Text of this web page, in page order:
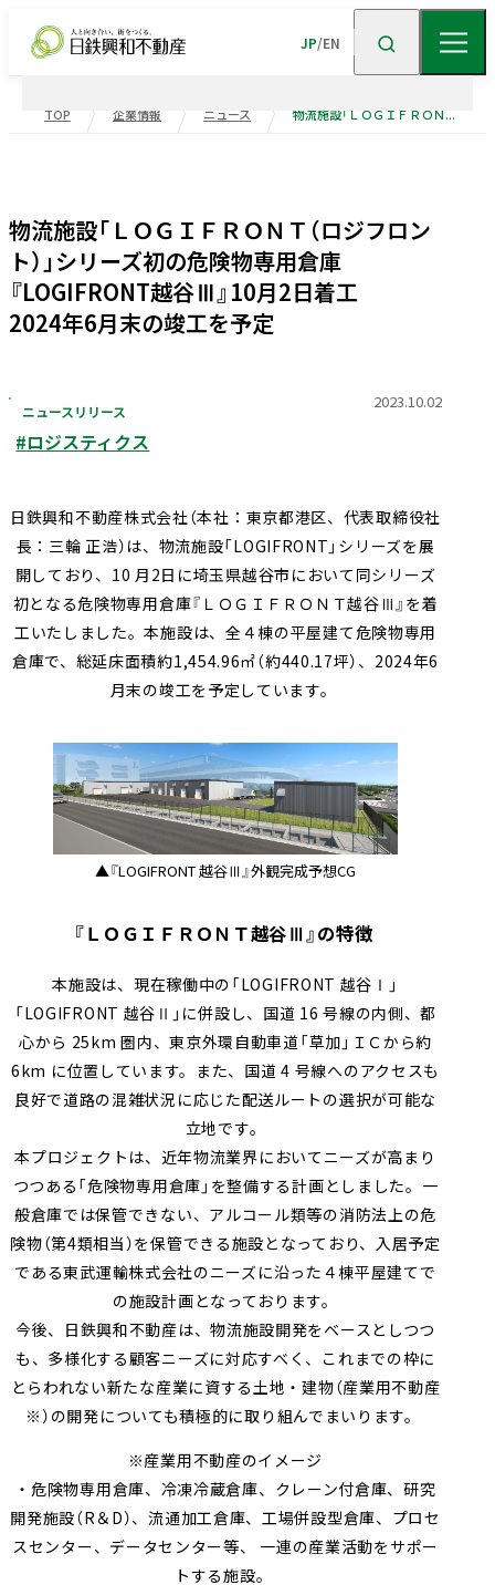
企業情報
企業情報TOP トップメッセージ
企業理念 会社概要
沿革
会社案内（PDF） 電子公告
事業紹介
マンション再生事業 地域創生事業
ホテル事業 国際事業
農業事業
オープン
イノベーション
トップメッセージ
ステークホルダー
エンゲージメント
重要課題
（マテリアリティ）
地球環境への配慮 安全・安心の確保
社会変化への対応 次世代を担う人材創
サステナブルファイナ
ンス
GRIスタンダード
内容索引
業績・財務
有価証券報告書等
採用情報
JP/EN
TOP 企業情報 ニュース
物流施設「ＬＯＧＩＦＲＯＮＴ（ロジフロン
ト）」シリーズ初の危険物専用倉庫
『LOGIFRONT越谷Ⅲ』10月2日着工
2024年6月末の竣工を予定
ニュースリリース
2023.10.02
#ロジスティクス
日鉄興和不動産株式会社（本社：東京都港区、代表取締役社
長：三輪 正浩）は、物流施設「LOGIFRONT」シリーズを展
開しており、10 月2日に埼玉県越谷市において同シリーズ
初となる危険物専用倉庫『ＬＯＧＩＦＲＯＮＴ越谷Ⅲ』を着
工いたしました。本施設は、全４棟の平屋建て危険物専用
倉庫で、総延床面積約1,454.96㎡（約440.17坪）、2024年6
月末の竣工を予定しています。
▲『LOGIFRONT 越谷Ⅲ』外観完成予想CG
『ＬＯＧＩＦＲＯＮＴ越谷Ⅲ』の特徴
本施設は、現在稼働中の「LOGIFRONT 越谷Ⅰ」
「LOGIFRONT 越谷Ⅱ」に併設し、国道 16 号線の内側、都
心から 25km 圏内、東京外環自動車道「草加」ＩＣから約
6km に位置しています。また、国道 4 号線へのアクセスも
良好で道路の混雑状況に応じた配送ルートの選択が可能な
立地です。
本プロジェクトは、近年物流業界においてニーズが高まり
つつある「危険物専用倉庫」を整備する計画としました。一
般倉庫では保管できない、アルコール類等の消防法上の危
険物（第4類相当）を保管できる施設となっており、入居予定
である東武運輸株式会社のニーズに沿った４棟平屋建てで
の施設計画となっております。
今後、日鉄興和不動産は、物流施設開発をベースとしつつ
も、多様化する顧客ニーズに対応すべく、これまでの枠に
とらわれない新たな産業に資する土地・建物（産業用不動産
※）の開発についても積極的に取り組んでまいります。
※産業用不動産のイメージ
・危険物専用倉庫、冷凍冷蔵倉庫、クレーン付倉庫、研究
開発施設（R＆D）、流通加工倉庫、工場併設型倉庫、プロセ
スセンター、データセンター等、 一連の産業活動をサポー
トする施設。